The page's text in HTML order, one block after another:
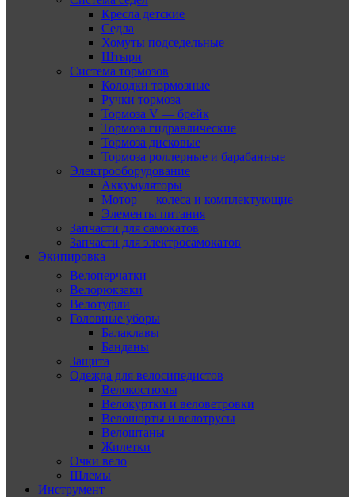
Кресла детские
Седла
Хомуты подседельные
Штыри
Система тормозов
Колодки тормозные
Ручки тормоза
Тормоза V — брейк
Тормоза гидравлические
Тормоза дисковые
Тормоза роллерные и барабанные
Электрооборудование
Аккумуляторы
Мотор — колеса и комплектующие
Элементы питания
Запчасти для самокатов
Запчасти для электросамокатов
Экипировка
Велоперчатки
Велорюкзаки
Велотуфли
Головные уборы
Балаклавы
Банданы
Защита
Одежда для велосипедистов
Велокостюмы
Велокуртки и веловетровки
Велошорты и велотрусы
Велоштаны
Жилетки
Очки вело
Шлемы
Инструмент